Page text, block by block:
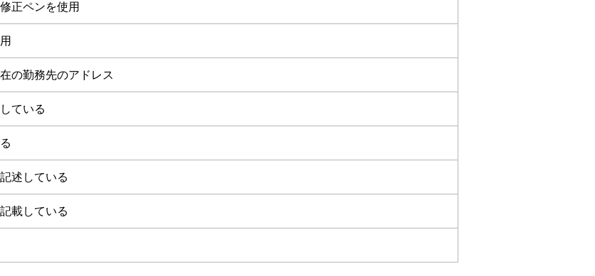
正ペンを使用
の勤務先のアドレス
ている
述している
載している